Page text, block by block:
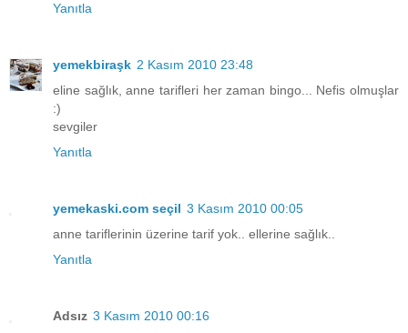
Yanıtla
yemekbiraşk 2 Kasım 2010 23:48
eline sağlık, anne tarifleri her zaman bingo... Nefis olmuşlar
:)
sevgiler
Yanıtla
yemekaski.com seçil 3 Kasım 2010 00:05
anne tariflerinin üzerine tarif yok.. ellerine sağlık..
Yanıtla
Adsız 3 Kasım 2010 00:16